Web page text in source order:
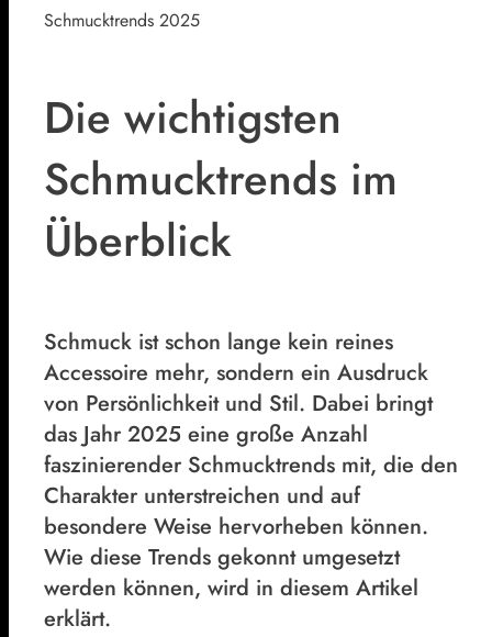
Schmucktrends 2025
Die wichtigsten
Schmucktrends im
Überblick
Schmuck ist schon lange kein reines
Accessoire mehr, sondern ein Ausdruck
von Persönlichkeit und Stil. Dabei bringt
das Jahr 2025 eine große Anzahl
faszinierender Schmucktrends mit, die den
Charakter unterstreichen und auf
besondere Weise hervorheben können.
Wie diese Trends gekonnt umgesetzt
werden können, wird in diesem Artikel
erklärt.